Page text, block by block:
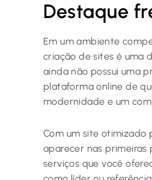
Destaque
Em um ambiente
criação de sites é uma
ainda não possui uma
plataforma online de
modernidade e um
Com um site otimizado
aparecer nas primeiras
serviços que você